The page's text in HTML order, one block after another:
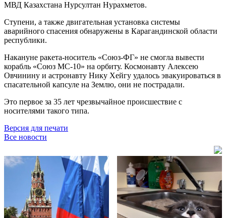
МВД Казахстана Нурсултан Нурахметов.
Ступени, а также двигательная установка системы
аварийного спасения обнаружены в Карагандинской области
республики.
Накануне ракета-носитель «Союз-ФГ» не смогла вывести
корабль «Союз МС-10» на орбиту. Космонавту Алексею
Овчинину и астронавту Нику Хейгу удалось эвакуироваться в
спасательной капсуле на Землю, они не пострадали.
Это первое за 35 лет чрезвычайное происшествие с
носителями такого типа.
Версия для печати
Все новости